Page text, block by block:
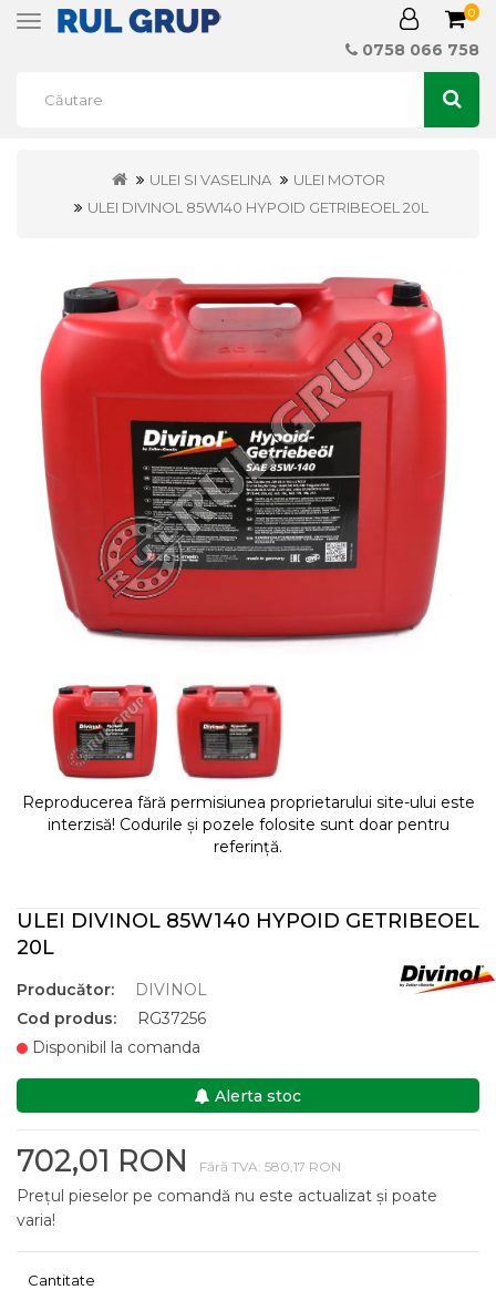
Toggle
0
0758 066 758
ULEI SI VASELINA
ULEI MOTOR
ULEI DIVINOL 85W140 HYPOID GETRIBEOEL 20L
Reproducerea fără permisiunea proprietarului site-ului este
interzisă! Codurile și pozele folosite sunt doar pentru
referință.
ULEI DIVINOL 85W140 HYPOID GETRIBEOEL
20L
Producător:
DIVINOL
Cod produs:
RG37256
Disponibil la comanda
Alerta stoc
702,01 RON Fără TVA: 580,17 RON
Prețul pieselor pe comandă nu este actualizat și poate
varia!
Cantitate